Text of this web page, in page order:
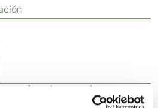
relacionados